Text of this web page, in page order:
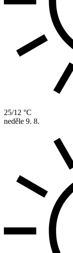
25/12 °C
neděle 9. 8.